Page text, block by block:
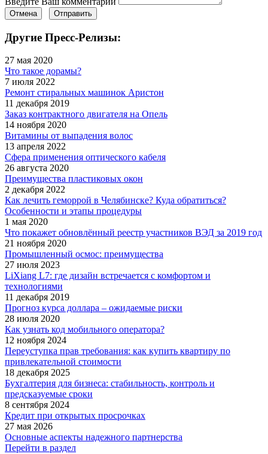
Отмена Отправить
Другие Пресс-Релизы:
27 мая 2020
Что такое дорамы?
7 июля 2022
Ремонт стиральных машинок Аристон
11 декабря 2019
Заказ контрактного двигателя на Опель
14 ноября 2020
Витамины от выпадения волос
13 апреля 2022
Сфера применения оптического кабеля
26 августа 2020
Преимущества пластиковых окон
2 декабря 2022
Как лечить геморрой в Челябинске? Куда обратиться?
Особенности и этапы процедуры
1 мая 2020
Что покажет обновлённый реестр участников ВЭД за 2019 год
21 ноября 2020
Промышленный осмос: преимущества
27 июля 2023
LiXiang L7: где дизайн встречается с комфортом и
технологиями
11 декабря 2019
Прогноз курса доллара – ожидаемые риски
28 июля 2020
Как узнать код мобильного оператора?
12 ноября 2024
Переуступка прав требования: как купить квартиру по
привлекательной стоимости
18 декабря 2025
Бухгалтерия для бизнеса: стабильность, контроль и
предсказуемые сроки
8 сентября 2024
Кредит при открытых просрочках
27 мая 2026
Основные аспекты надежного партнерства
Перейти в раздел